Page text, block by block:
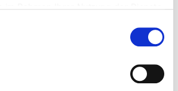
für SD 420